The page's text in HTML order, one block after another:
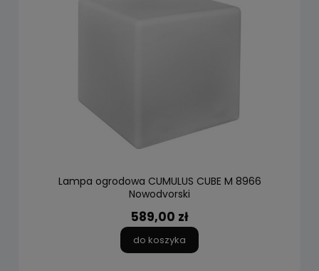
Lampa ogrodowa CUMULUS CUBE M 8966
Nowodvorski
589,00 zł
do koszyka